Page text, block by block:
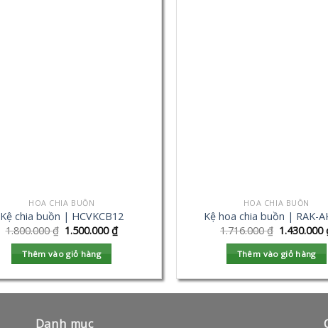
HOA CHIA BUỒN
Kệ chia buồn | HCVKCB12
1.800.000₫ 1.500.000₫
Thêm vào giỏ hàng
HOA CHIA BUỒN
Kệ hoa chia buồn | RAK-
1.716.000₫ 1.430.000
Thêm vào giỏ hàng
Danh mục